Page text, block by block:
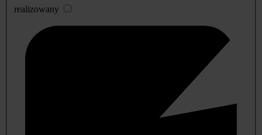
realizowany